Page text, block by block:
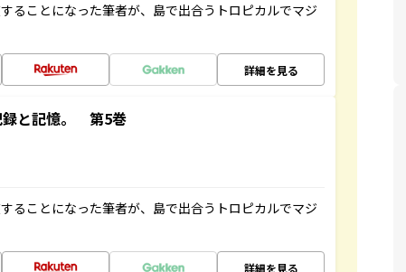
ることになった筆者が、島で出合うトロピカルでマジ
詳細を見る
録と記憶。 第5巻
ることになった筆者が、島で出合うトロピカルでマジ
詳細を見る